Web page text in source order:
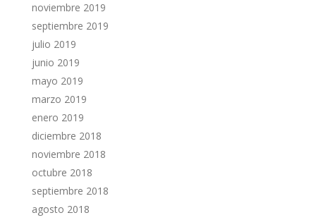
noviembre 2019
septiembre 2019
julio 2019
junio 2019
mayo 2019
marzo 2019
enero 2019
diciembre 2018
noviembre 2018
octubre 2018
septiembre 2018
agosto 2018